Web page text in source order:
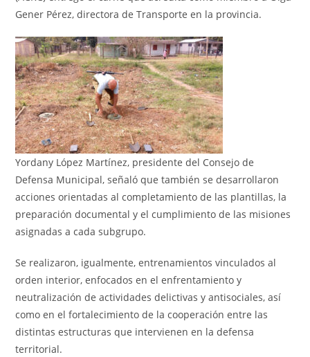
Gener Pérez, directora de Transporte en la provincia.
Yordany López Martínez, presidente del Consejo de
Defensa Municipal, señaló que también se desarrollaron
acciones orientadas al completamiento de las plantillas, la
preparación documental y el cumplimiento de las misiones
asignadas a cada subgrupo.
Se realizaron, igualmente, entrenamientos vinculados al
orden interior, enfocados en el enfrentamiento y
neutralización de actividades delictivas y antisociales, así
como en el fortalecimiento de la cooperación entre las
distintas estructuras que intervienen en la defensa
territorial.